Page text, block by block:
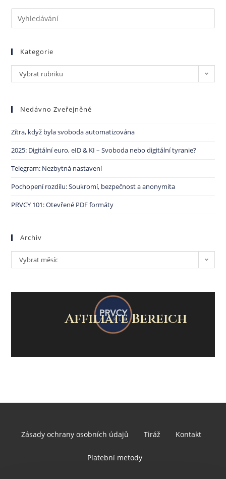
Kategorie
Vybrat rubriku
Nedávno Zveřejněné
Zítra, když byla svoboda automatizována
2025: Digitální euro, eID & KI – Svoboda nebo digitální tyranie?
Telegram: Nezbytná nastavení
Pochopení rozdílu: Soukromí, bezpečnost a anonymita
PRVCY 101: Otevřené PDF formáty
Archiv
Vybrat měsíc
Affiliate Bereich
Zásady ochrany osobních údajů Tiráž Kontakt
Platební metody